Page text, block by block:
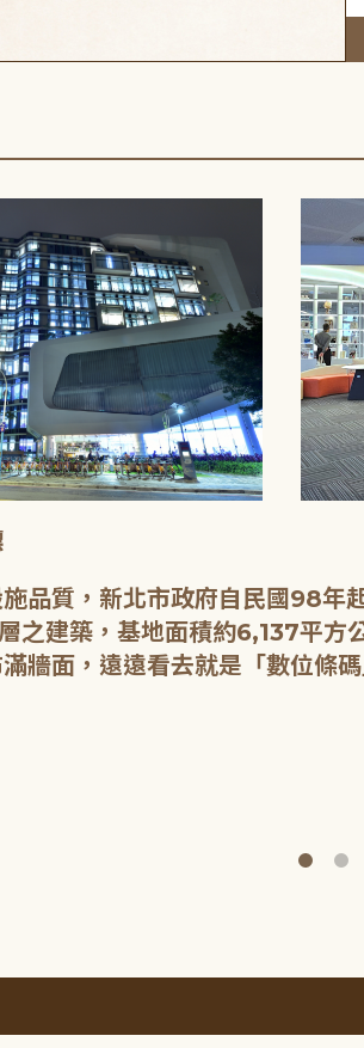
品質，新北市政府自民國98年
之建築，基地面積約6,137平方
牆面，遠遠看去就是「數位條